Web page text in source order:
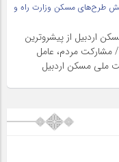
طرح‌های مسکن وزارت راه و
اردبیل از پیشروترین
مردم، عامل
ملی مسکن اردبیل